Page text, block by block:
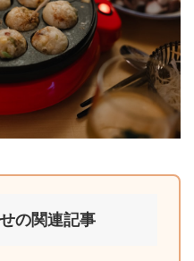
の関連記事